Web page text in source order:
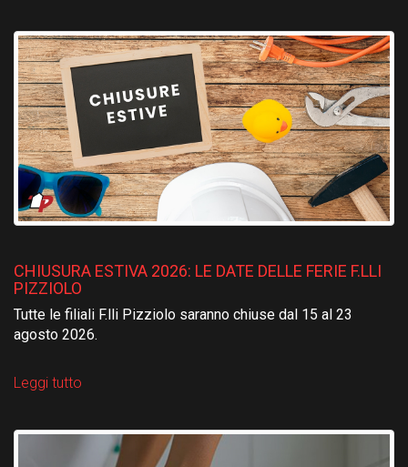
CHIUSURA ESTIVA 2026: LE DATE DELLE FERIE F.LLI
PIZZIOLO
Tutte le filiali F.lli Pizziolo saranno chiuse dal 15 al 23
agosto 2026.
Leggi tutto